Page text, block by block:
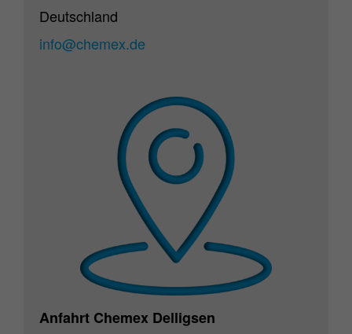
Deutschland
info@chemex.de
Anfahrt Chemex Delligsen